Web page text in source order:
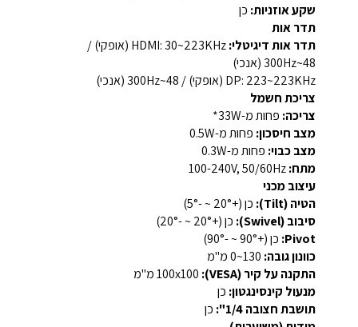
שקע אוזניות: כן
תדר אות
תדר אות דיגיטלי:
HDMI: ‎30~223KHz (אופקי) /
48~300Hz (אנכי)‎
DP: ‎223~223KHz (אופקי) / 48~300Hz (אנכי)‎
צריכת חשמל
צריכה: פחות מ-‎33W‎*
מצב חיסכון: פחות מ-‎0.5W‎
מצב כבוי: פחות מ-‎0.3W‎
מתח:
עיצוב מכני
הטיה (Tilt):
כן (+20° ~ -5°)
סיבוב (Swivel):
כן (+20° ~ -20°)
Pivot: כן (+90° ~ -90°)
כוונון גובה:
התקנה על קיר (VESA):
מנעול קינסינגטון: כן
תושבת חצובה 1/4":
כן